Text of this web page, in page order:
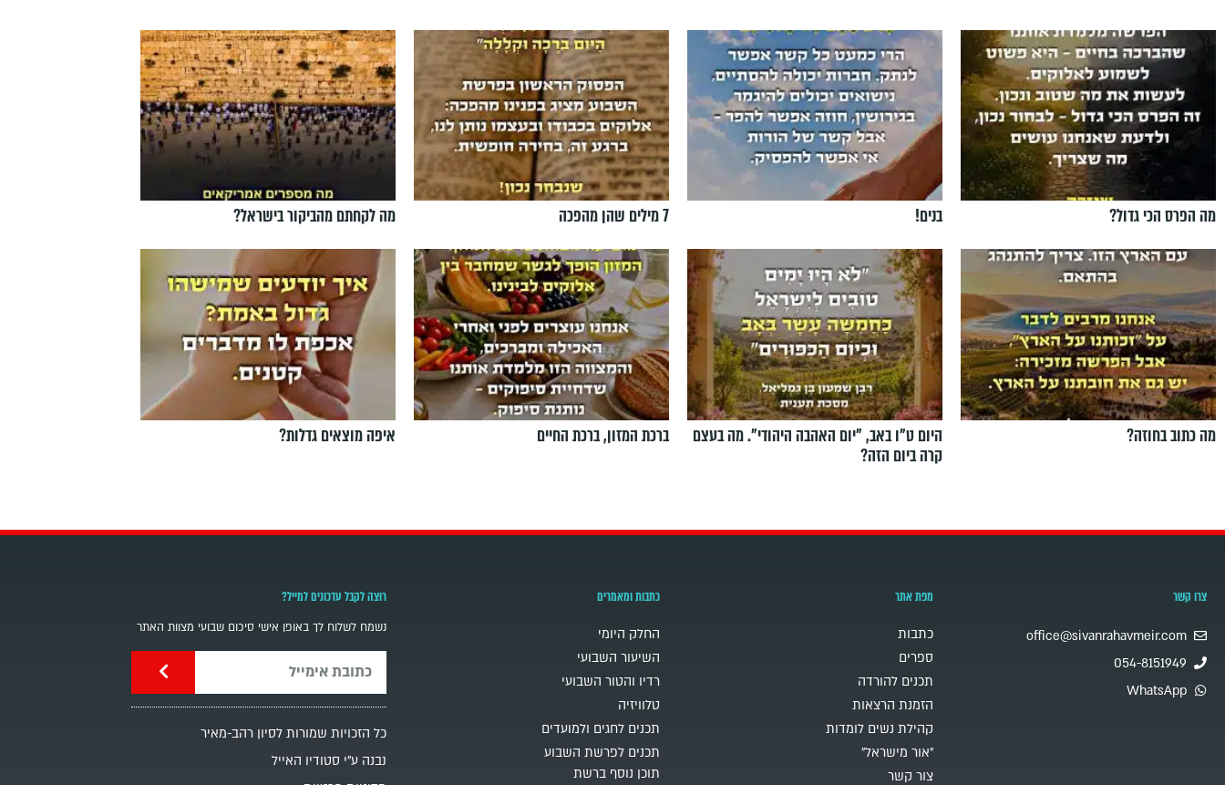
מה הפרס הכי גדול? בנים! 7 מילים שהן מהפכה מה לקחתם מהביקור בישראל?
מה כתוב בחוזה?
היום ט"ו באב, ”יום האהבה היהודי". מה בעצם
קרה ביום הזה?
ברכת המזון, ברכת החיים איפה מוצאים גדלות?
צרו קשר
office@sivanrahavmeir.com
054-8151949
WhatsApp
מפת אתר
כתבות
ספרים
תכנים להורדה
הזמנת הרצאות
קהילת נשים לומדות
"אור מישראל"
צור קשר
כתבות ומאמרים
החלק היומי
השיעור השבועי
רדיו והטור השבועי
טלוויזיה
תכנים לחגים ולמועדים
תכנים לפרשת השבוע
תוכן נוסף ברשת
רוצה לקבל עדכונים למייל?
נשמח לשלוח לך באופן אישי סיכום שבועי מצוות האתר
כל הזכויות שמורות לסיון רהב-מאיר
נבנה ע"י סטודיו האייל